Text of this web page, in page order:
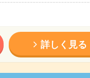
詳しく見る